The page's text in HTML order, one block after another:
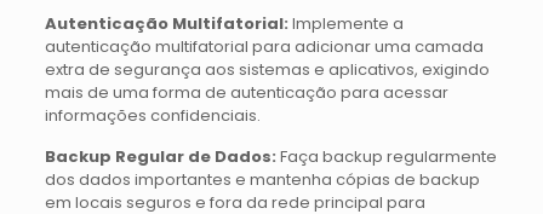
Autenticação Multifatorial: Implemente a
autenticação multifatorial para adicionar uma camada
extra de segurança aos sistemas e aplicativos, exigindo
mais de uma forma de autenticação para acessar
informações confidenciais.
Backup Regular de Dados: Faça backup regularmente
dos dados importantes e mantenha cópias de backup
em locais seguros e fora da rede principal para